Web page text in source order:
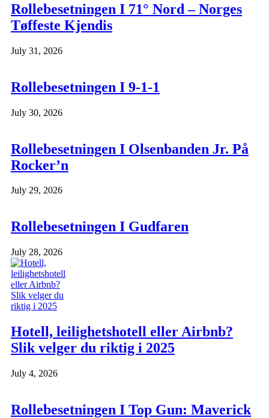
Rollebesetningen I 71° Nord – Norges
Tøffeste Kjendis
July 31, 2026
Rollebesetningen I 9-1-1
July 30, 2026
Rollebesetningen I Olsenbanden Jr. På
Rocker’n
July 29, 2026
Rollebesetningen I Gudfaren
July 28, 2026
Hotell, leilighetshotell eller Airbnb?
Slik velger du riktig i 2025
July 4, 2026
Rollebesetningen I Top Gun: Maverick